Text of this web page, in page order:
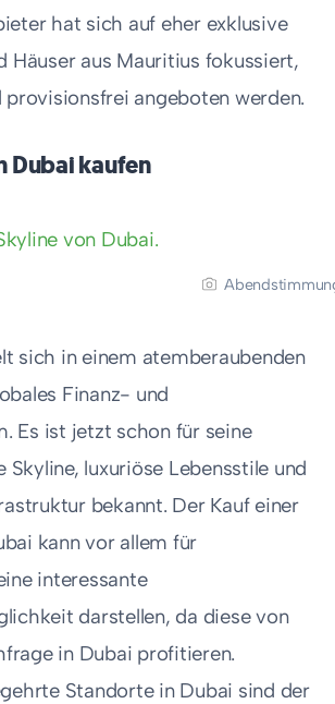
hat sich auf eher exklusive
Häuser aus Mauritius fokussiert,
provisionsfrei angeboten werden.
Dubai kaufen
sich in einem atemberaubenden
Finanz- und
Es ist jetzt schon für seine
Skyline, luxuriöse Lebensstile und
bekannt. Der Kauf einer
kann vor allem für
interessante
darstellen, da diese von
in Dubai profitieren.
Standorte in Dubai sind der